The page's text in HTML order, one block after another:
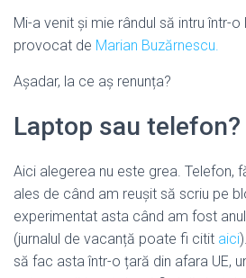
Mi-a venit și mie rândul să intru într-
provocat de Marian Buzărnescu.
Așadar, la ce aș renunța?
Laptop sau telefon?
Aici alegerea nu este grea. Telefon,
ales de când am reușit să scriu pe
experimentat asta când am fost
(jurnalul de vacanță poate fi citit aici
să fac asta într-o țară din afara UE,